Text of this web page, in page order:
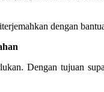
dengan
Dengan tujuan